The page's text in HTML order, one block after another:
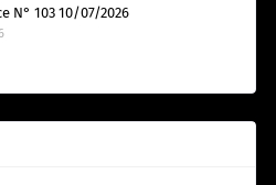
N° 103 10/07/2026